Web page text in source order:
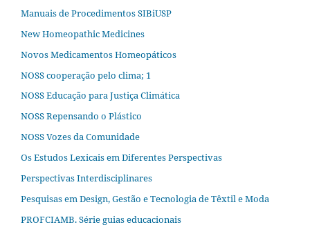
Manuais de Procedimentos SIBiUSP
New Homeopathic Medicines
Novos Medicamentos Homeopáticos
NOSS cooperação pelo clima; 1
NOSS Educação para Justiça Climática
NOSS Repensando o Plástico
NOSS Vozes da Comunidade
Os Estudos Lexicais em Diferentes Perspectivas
Perspectivas Interdisciplinares
Pesquisas em Design, Gestão e Tecnologia de Têxtil e Moda
PROFCIAMB. Série guias educacionais